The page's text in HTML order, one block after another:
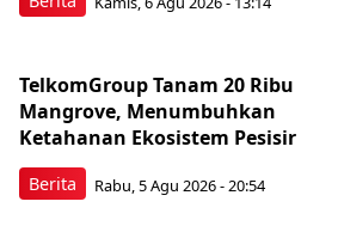
Berita
TelkomGroup Tanam 20 Ribu
Mangrove, Menumbuhkan
Ketahanan Ekosistem Pesisir
Rabu, 5 Agu 2026 - 20:54